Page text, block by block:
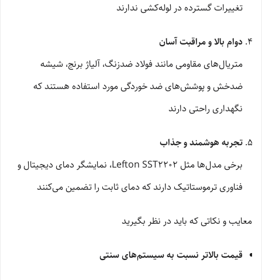
تغییرات گسترده در لوله‌کشی ندارند
دوام بالا و مراقبت آسان
متریال‌های مقاومی مانند فولاد ضدزنگ، آلیاژ برنج، شیشه
ضدخش و پوشش‌های ضد خوردگی مورد استفاده هستند که
نگهداری راحتی دارند
تجربه هوشمند و جذاب
برخی مدل‌ها مثل Lefton SST2202، نمایشگر دمای دیجیتال و
فناوری ترموستاتیک دارند که دمای ثابت را تضمین می‌کنند
معایب و نکاتی که باید در نظر بگیرید
قیمت بالاتر نسبت به سیستم‌های سنتی